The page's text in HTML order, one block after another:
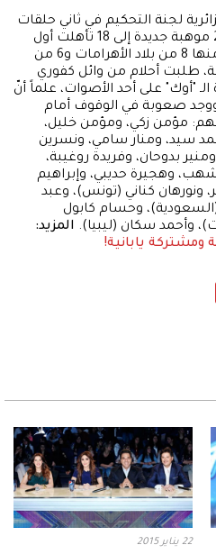
لجنة التحكيم في ثاني حلقات
"أراب آيدول 3". هكذا انضمت 21 موهبة جديدة إلى 18 تأهلت أول
من أمس إلى المرحلة الثانية، منها 8 من بلاد الأهرامات و6 من
طلبت أحلام من وائل كفوري
"أوك" على أحد الأصوات، علماً أنّ
صعوبة في الوقوف أمام
فهم: مؤمن زكي، ومؤمن خليل،
سيد، ومنار سامي، ونسرين
بدوحان، وفريدة روغيبة،
وهجيرة حديبي، وإبراهيم
ونورهان كناني (تونس)، وعبد
وحسام كابول
وأحمد سكان (ليبيا). المزيد:
ومشتركة يابانية!
22 يناير 2015